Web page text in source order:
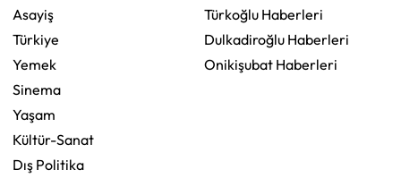
Asayiş
Türkiye
Yemek
Sinema
Yaşam
Kültür-Sanat
Dış Politika
Türkoğlu Haberleri
Dulkadiroğlu Haberleri
Onikişubat Haberleri